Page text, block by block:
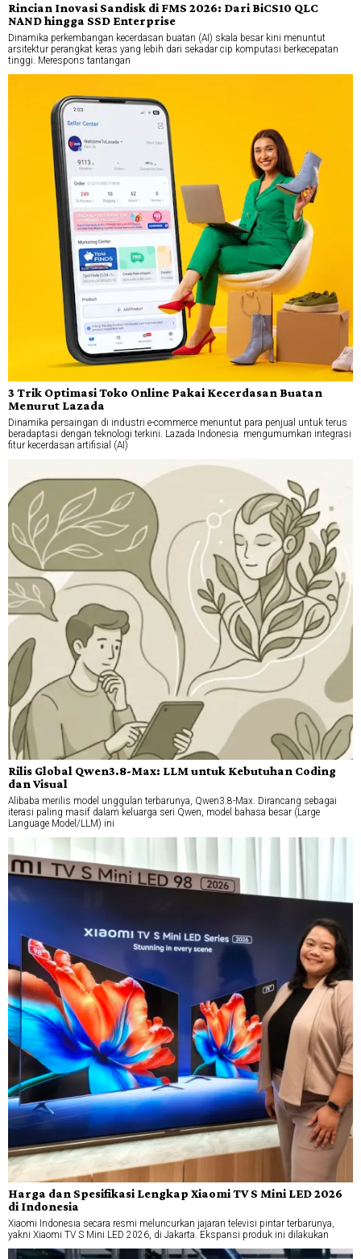
Rincian Inovasi Sandisk di FMS 2026: Dari BiCS10 QLC
NAND hingga SSD Enterprise
Dinamika perkembangan kecerdasan buatan (AI) skala besar kini menuntut
arsitektur perangkat keras yang lebih dari sekadar cip komputasi berkecepatan
tinggi. Merespons tantangan
3 Trik Optimasi Toko Online Pakai Kecerdasan Buatan
Menurut Lazada
Dinamika persaingan di industri e-commerce menuntut para penjual untuk terus
beradaptasi dengan teknologi terkini. Lazada Indonesia mengumumkan integrasi
fitur kecerdasan artifisial (AI)
Rilis Global Qwen3.8-Max: LLM untuk Kebutuhan Coding
dan Visual
Alibaba merilis model unggulan terbarunya, Qwen3.8-Max. Dirancang sebagai
iterasi paling masif dalam keluarga seri Qwen, model bahasa besar (Large
Language Model/LLM) ini
Harga dan Spesifikasi Lengkap Xiaomi TV S Mini LED 2026
di Indonesia
Xiaomi Indonesia secara resmi meluncurkan jajaran televisi pintar terbarunya,
yakni Xiaomi TV S Mini LED 2026, di Jakarta. Ekspansi produk ini dilakukan